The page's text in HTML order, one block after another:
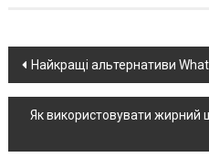
Post
navigation
Найкращі альтернативи
Як використовувати жирний